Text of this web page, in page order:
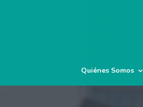
Quiénes Somos